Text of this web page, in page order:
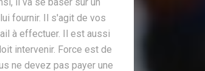
fournir. Il s'agit de vos
à effectuer. Il est aussi
intervenir. Force est de
ne devez pas payer une